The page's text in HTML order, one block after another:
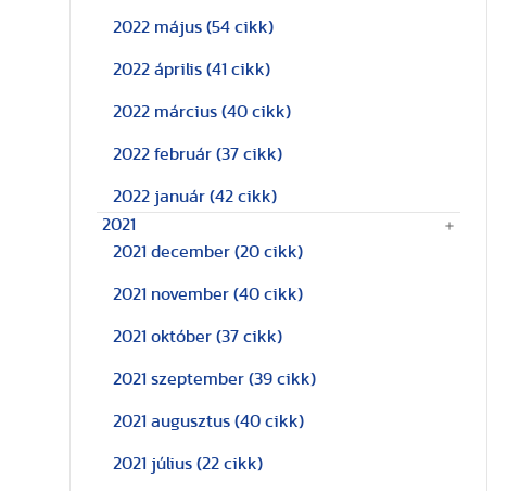
2022 május (54 cikk)
2022 április (41 cikk)
2022 március (40 cikk)
2022 február (37 cikk)
2022 január (42 cikk)
2021
2021 december (20 cikk)
2021 november (40 cikk)
2021 október (37 cikk)
2021 szeptember (39 cikk)
2021 augusztus (40 cikk)
2021 július (22 cikk)